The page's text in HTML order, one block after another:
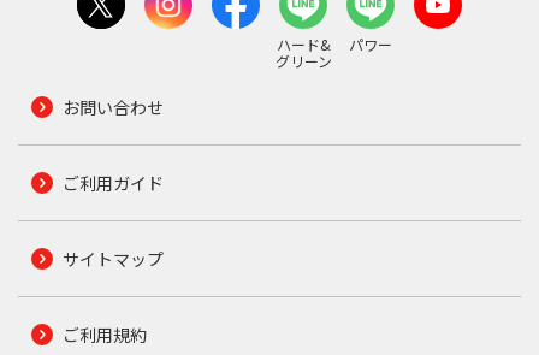
ハード&
グリーン
パワー
お問い合わせ
ご利用ガイド
サイトマップ
ご利用規約